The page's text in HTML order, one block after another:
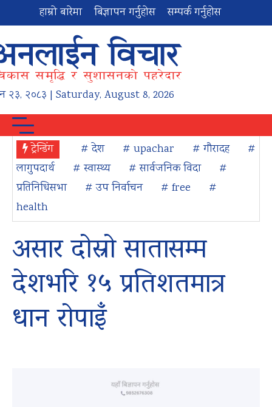
हाम्रो बारेमा बिज्ञापन गर्नुहोस सम्पर्क गर्नुहोस
२३, २०८३ | Saturday, August 8, 2026
ट्रेन्डिंग # देश # upachar # गौरादह
#
लागुपदार्थ
# स्वास्थ्य # सार्वजनिक विदा
#
प्रतिनिधिसभा
# उप निर्वाचन # free
#
health
असार दोस्रो सातासम्म
देशभरि १५ प्रतिशतमात्र
धान रोपाइँ